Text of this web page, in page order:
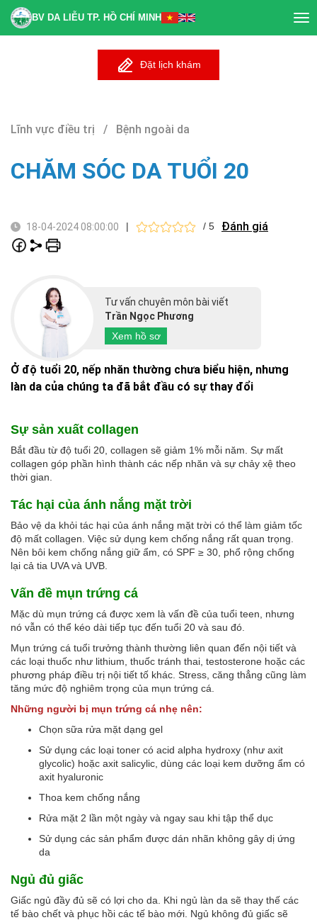
BV DA LIỄU TP. HỒ CHÍ MINH
Đặt lịch khám
Lĩnh vực điều trị / Bệnh ngoài da
CHĂM SÓC DA TUỔI 20
18-04-2024 08:00:00 | / 5 Đánh giá
Tư vấn chuyên môn bài viết
Trần Ngọc Phương
Xem hồ sơ
Ở độ tuổi 20, nếp nhăn thường chưa biểu hiện, nhưng
làn da của chúng ta đã bắt đầu có sự thay đổi
Sự sản xuất collagen
Bắt đầu từ độ tuổi 20, collagen sẽ giảm 1% mỗi năm. Sự mất
collagen góp phần hình thành các nếp nhăn và sự chảy xệ theo
thời gian.
Tác hại của ánh nắng mặt trời
Bảo vệ da khỏi tác hại của ánh nắng mặt trời có thể làm giảm tốc
độ mất collagen. Việc sử dụng kem chống nắng rất quan trọng.
Nên bôi kem chống nắng giữ ẩm, có SPF ≥ 30, phổ rộng chống
lại cả tia UVA và UVB.
Vấn đề mụn trứng cá
Mặc dù mụn trứng cá được xem là vấn đề của tuổi teen, nhưng
nó vẫn có thể kéo dài tiếp tục đến tuổi 20 và sau đó.
Mụn trứng cá tuổi trưởng thành thường liên quan đến nội tiết và
các loại thuốc như lithium, thuốc tránh thai, testosterone hoặc các
phương pháp điều trị nội tiết tố khác. Stress, căng thẳng cũng làm
tăng mức độ nghiêm trọng của mụn trứng cá.
Những người bị mụn trứng cá nhẹ nên:
Chọn sữa rửa mặt dạng gel
Sử dụng các loại toner có acid alpha hydroxy (như axit
glycolic) hoặc axit salicylic, dùng các loại kem dưỡng ẩm có
axit hyaluronic
Thoa kem chống nắng
Rửa mặt 2 lần một ngày và ngay sau khi tập thể dục
Sử dụng các sản phẩm được dán nhãn không gây dị ứng
da
Ngủ đủ giấc
Giấc ngủ đầy đủ sẽ có lợi cho da. Khi ngủ làn da sẽ thay thế các
tế bào chết và phục hồi các tế bào mới. Ngủ không đủ giấc sẽ